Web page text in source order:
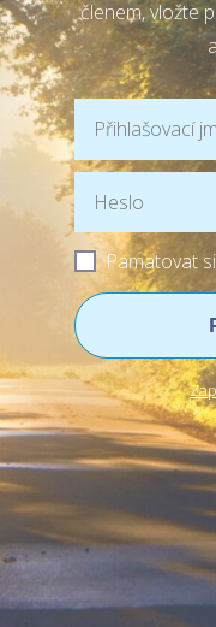
členem, vložte
Pamatovat